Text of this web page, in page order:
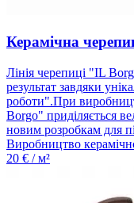
Керамічна
Лінія черепиці "IL
результат завдяки
роботи".При
Borgo" приділяється
новим розробкам для
Виробництво
20 € / м²